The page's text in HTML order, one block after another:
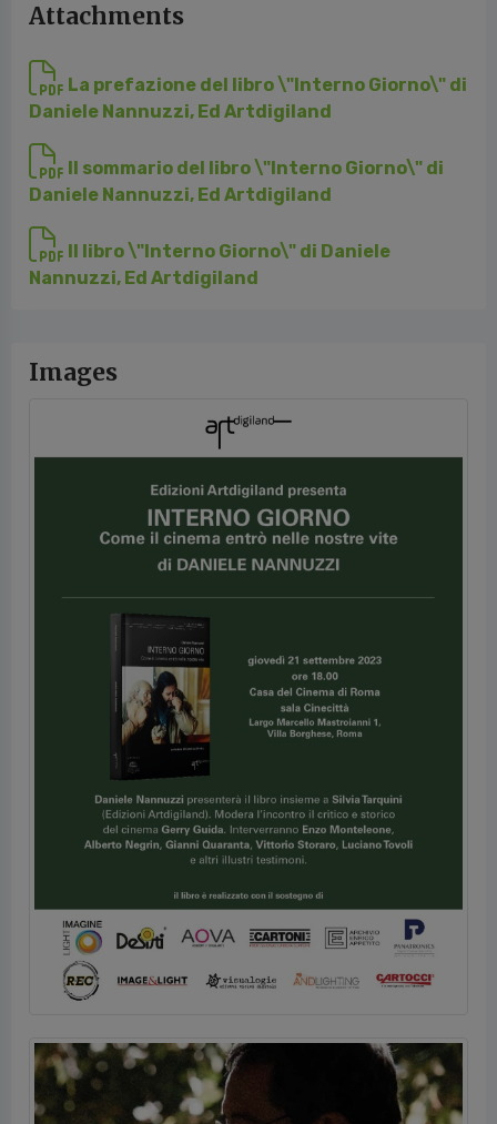
Attachments
La prefazione del libro \"Interno Giorno\" di
Daniele Nannuzzi, Ed Artdigiland
Il sommario del libro \"Interno Giorno\" di
Daniele Nannuzzi, Ed Artdigiland
Il libro \"Interno Giorno\" di Daniele
Nannuzzi, Ed Artdigiland
Images